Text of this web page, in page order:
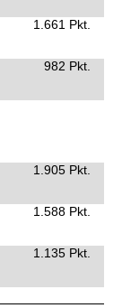
1.661 Pkt.
982 Pkt.
1.905 Pkt.
1.588 Pkt.
1.135 Pkt.